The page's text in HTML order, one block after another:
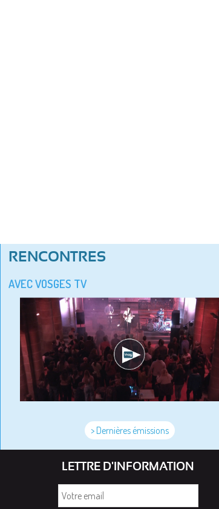
RENCONTRES
AVEC VOSGES TV
> Dernières émissions
LETTRE D'INFORMATION